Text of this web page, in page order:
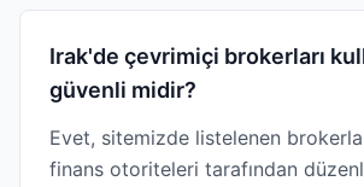
Irak'de çevrimiçi brokerları
güvenli midir?
Evet, sitemizde listelenen
finans otoriteleri tarafından